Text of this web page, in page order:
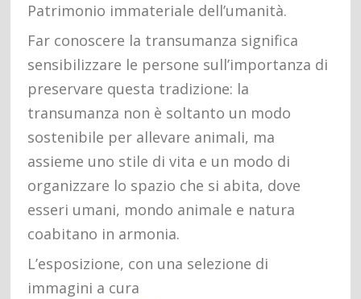
Patrimonio immateriale dell’umanità.
Far conoscere la transumanza significa
sensibilizzare le persone sull’importanza di
preservare questa tradizione: la
transumanza non è soltanto un modo
sostenibile per allevare animali, ma
assieme uno stile di vita e un modo di
organizzare lo spazio che si abita, dove
esseri umani, mondo animale e natura
coabitano in armonia.
L’esposizione, con una selezione di
immagini a cura